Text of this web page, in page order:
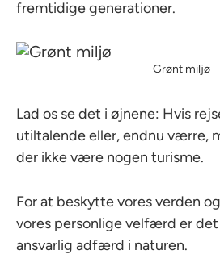
fremtidige generationer.
Grønt miljø
Lad os se det i øjnene: Hvis
utiltalende eller, endnu værre,
der ikke være nogen turisme.
For at beskytte vores verden
vores personlige velfærd er
ansvarlig adfærd i naturen.